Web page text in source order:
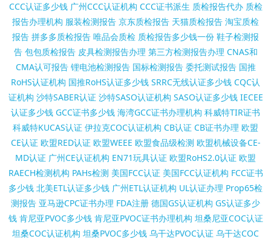
CCC认证多少钱 广州CCC认证机构 CCC证书派生 质检报告代办 质检
报告办理机构 服装检测报告 京东质检报告 天猫质检报告 淘宝质检
报告 拼多多质检报告 唯品会质检 质检报告多少钱一份 鞋子检测报
告 包包质检报告 皮具检测报告办理 第三方检测报告办理 CNAS和
CMA认可报告 锂电池检测报告 国标检测报告 委托测试报告 国推
RoHS认证机构 国推RoHS认证多少钱 SRRC无线认证多少钱 CQC认
证机构 沙特SABER认证 沙特SASO认证机构 SASO认证多少钱 IECEE
认证多少钱 GCC证书多少钱 海湾GCC证书办理机构 科威特TIR证书
科威特KUCAS认证 伊拉克COC认证机构 CB认证 CB证书办理 欧盟
CE认证 欧盟RED认证 欧盟WEEE 欧盟食品级检测 欧盟机械设备CE-
MD认证 广州CE认证机构 EN71玩具认证 欧盟RoHS2.0认证 欧盟
RAECH检测机构 PAHs检测 美国FCC认证 美国FCC认证机构 FCC证书
多少钱 北美ETL认证多少钱 广州ETL认证机构 UL认证办理 Prop65检
测报告 亚马逊CPC证书办理 FDA注册 德国GS认证机构 GS认证多少
钱 肯尼亚PVOC多少钱 肯尼亚PVOC证书办理机构 坦桑尼亚COC认证
坦桑COC认证机构 坦桑PVOC多少钱 乌干达PVOC认证 乌干达COC